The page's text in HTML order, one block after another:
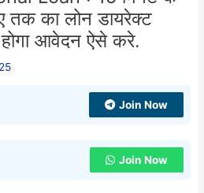
का लोन डायरेक्ट
आवेदन ऐसे करे.
Join Now
Join Now